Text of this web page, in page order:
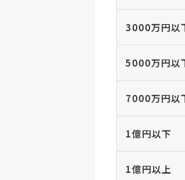
3000万円以
5000万円以
7000万円以
1億円以下
1億円以上